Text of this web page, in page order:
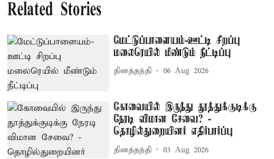
Related Stories
மேட்டுப்பாளையம்-ஊட்டி சிறப்பு
மலைரெயில் மீண்டும் நீட்டிப்பு
தினத்தந்தி 06 Aug 2026
கோவையில் இருந்து தூத்துக்குடிக்கு
நேரடி விமான சேவை? -
தொழில்துறையினர் எதிர்பார்ப்பு
தினத்தந்தி 03 Aug 2026